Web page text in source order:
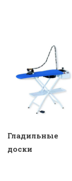
Гладильные
доски